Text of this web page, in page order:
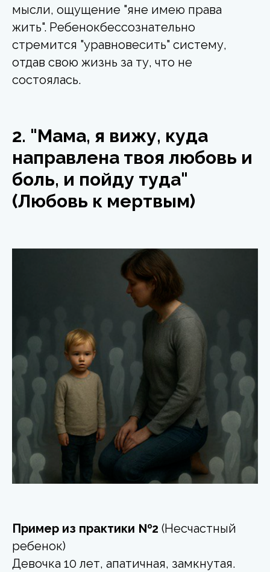
мысли, ощущение "яне имею права
жить". Ребенокбессознательно
стремится "уравновесить" систему,
отдав свою жизнь за ту, что не
состоялась.
2. "Мама, я вижу, куда
направлена твоя любовь и
боль, и пойду туда"
(Любовь к мертвым)
Пример из практики №2 (Несчастный
ребенок)
Девочка 10 лет, апатичная, замкнутая.